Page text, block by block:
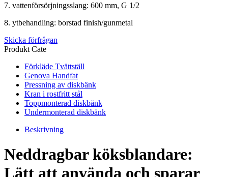
7. vattenförsörjningsslang: 600 mm, G 1/2
8. ytbehandling: borstad finish/gunmetal
Skicka förfrågan
Produkt Cate
Förkläde Tvättställ
Genova Handfat
Pressning av diskbänk
Kran i rostfritt stål
Toppmonterad diskbänk
Undermonterad diskbänk
Beskrivning
Neddragbar köksblandare:
Lätt att använda och sparar